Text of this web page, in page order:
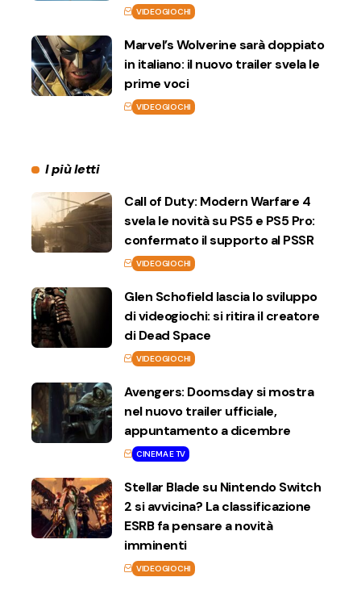
VIDEOGIOCHI
Marvel’s Wolverine sarà doppiato
in italiano: il nuovo trailer svela le
prime voci
VIDEOGIOCHI
I più letti
Call of Duty: Modern Warfare 4
svela le novità su PS5 e PS5 Pro:
confermato il supporto al PSSR
VIDEOGIOCHI
Glen Schofield lascia lo sviluppo
di videogiochi: si ritira il creatore
di Dead Space
VIDEOGIOCHI
Avengers: Doomsday si mostra
nel nuovo trailer ufficiale,
appuntamento a dicembre
CINEMA E TV
Stellar Blade su Nintendo Switch
2 si avvicina? La classificazione
ESRB fa pensare a novità
imminenti
VIDEOGIOCHI